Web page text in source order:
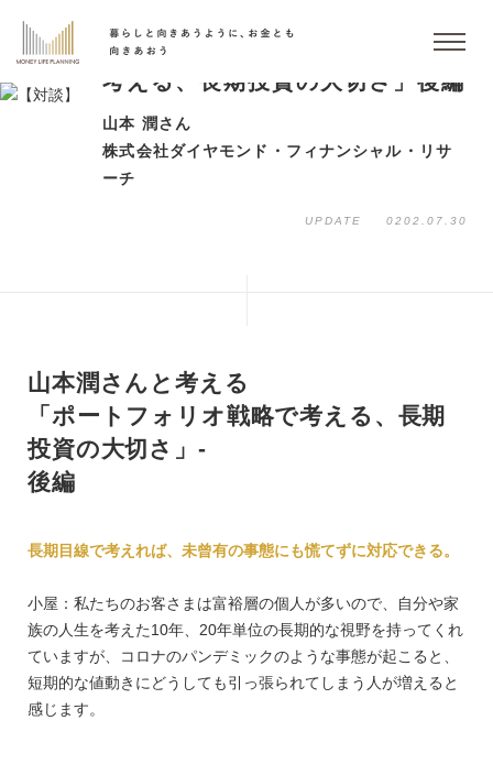
【対談】「ポートフォリオ戦略で
考える、長期投資の大切さ」後編
山本 潤さん
株式会社ダイヤモンド・フィナンシャル・リサ
ーチ
UPDATE 0202.07.30
山本潤さんと考える
「ポートフォリオ戦略で考える、長期
投資の大切さ」-
後編
長期目線で考えれば、未曾有の事態にも慌てずに対応できる。
小屋：私たちのお客さまは富裕層の個人が多いので、自分や家
族の人生を考えた10年、20年単位の長期的な視野を持ってくれ
ていますが、コロナのパンデミックのような事態が起こると、
短期的な値動きにどうしても引っ張られてしまう人が増えると
感じます。